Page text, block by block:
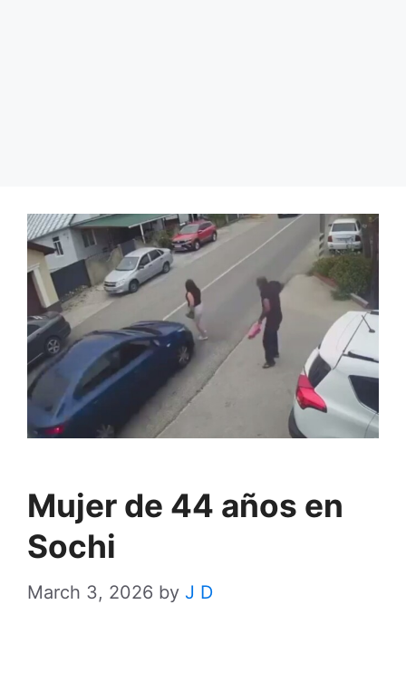
Mujer de 44 años en
Sochi
March 3, 2026 by J D